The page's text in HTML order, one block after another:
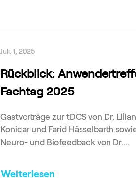
Juli. 1, 2025
Rückblick:
Fachtag 2025
Gastvorträge zur tDCS von Dr. Lilian
Konicar und Farid Hässelbarth
Neuro- und Biofeedback von Dr....
Weiterlesen